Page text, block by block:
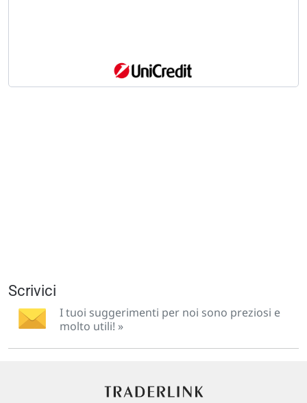
Scrivici
I tuoi suggerimenti per noi sono preziosi e
molto utili! »